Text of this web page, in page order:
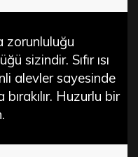
zorunluluğu
sizindir. Sıfır ısı
alevler sayesinde
Huzurlu bir